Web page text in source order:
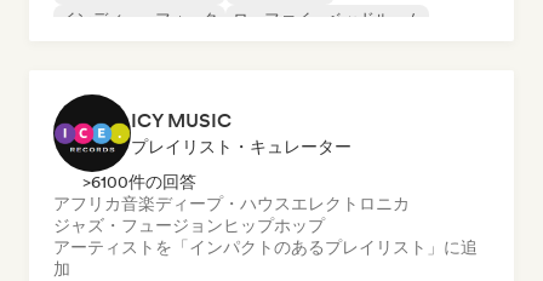
インディー・フォーク
ローファイ・ベッドルーム
ICY MUSIC
プレイリスト・キュレーター
>6100件の回答
アフリカ音楽ディープ・ハウスエレクトロニカ
ジャズ・フュージョンヒップホップ
アーティストを「インパクトのあるプレイリスト」に追
加